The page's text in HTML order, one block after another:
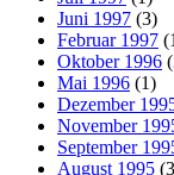
Juni 1997 (3)
Februar 1997
Oktober 1996
Mai 1996 (1)
Dezember
November
September
August 1995